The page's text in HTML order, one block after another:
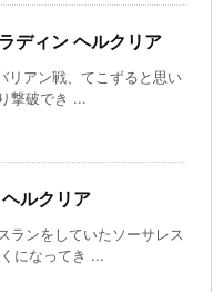
ディン ヘルクリア
リアン戦、てこずると思い
撃破でき ...
ルクリア
ランをしていたソーサレス
になってき ...